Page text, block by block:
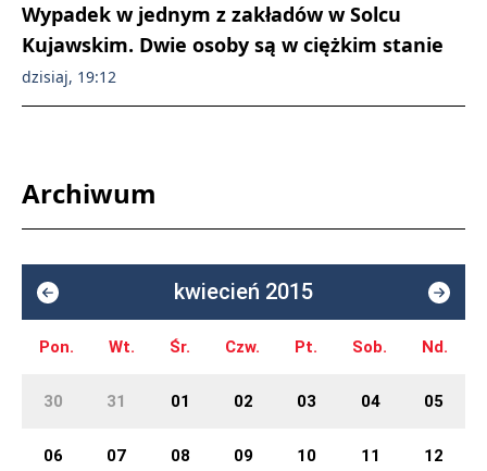
Wypadek w jednym z zakładów w Solcu
Kujawskim. Dwie osoby są w ciężkim stanie
dzisiaj, 19:12
Archiwum
kwiecień 2015
Pon. Wt. Śr. Czw. Pt. Sob. Nd.
30 31 01 02 03 04 05
06 07 08 09 10 11 12